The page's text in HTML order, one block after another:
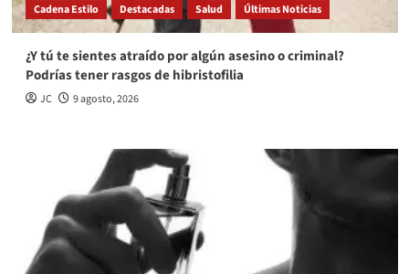
Cadena Estilo Destacadas Salud Últimas Noticias
¿Y tú te sientes atraído por algún asesino o criminal?
Podrías tener rasgos de hibristofilia
JC 9 agosto, 2026